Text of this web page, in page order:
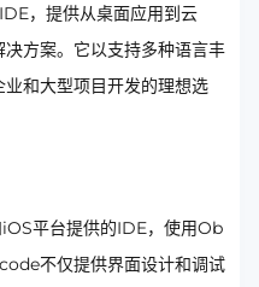
，提供从桌面应用到云
方案。它以支持多种语言丰
和大型项目开发的理想选
平台提供的IDE，使用Ob
不仅提供界面设计和调试